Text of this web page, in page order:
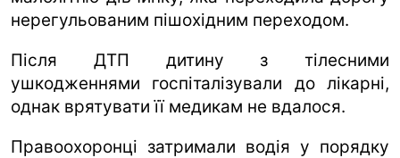
нерегульованим пішохідним переходом.
Після ДТП дитину з тілесними
ушкодженнями госпіталізували до лікарні,
однак врятувати її медикам не вдалося.
Правоохоронці затримали водія у порядку